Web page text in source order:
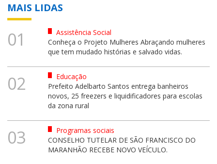
MAIS LIDAS
01
Assistência Social
Conheça o Projeto Mulheres Abraçando mulheres
que tem mudado histórias e salvado vidas.
02
Educação
Prefeito Adelbarto Santos entrega banheiros
novos, 25 freezers e liquidificadores para escolas
da zona rural
03
Programas sociais
CONSELHO TUTELAR DE SÃO FRANCISCO DO
MARANHÃO RECEBE NOVO VEÍCULO.